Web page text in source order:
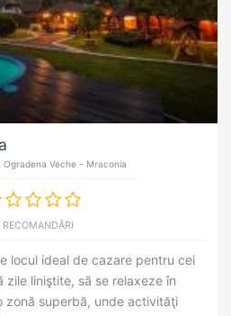
Veche - Mraconia
locul ideal de cazare pentru cei
liniştite, să se relaxeze în
zonă superbă, unde activităţi